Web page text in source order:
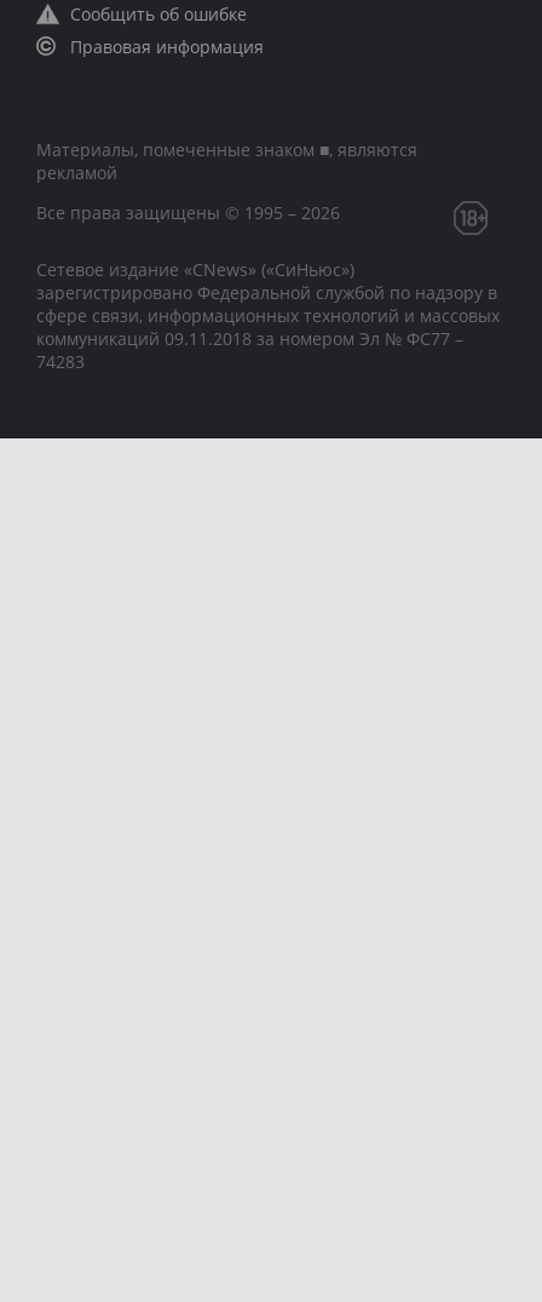
Сообщить об ошибке
Правовая информация
Материалы, помеченные знаком ■, являются
рекламой
Все права защищены © 1995 – 2026
Сетевое издание «CNews» («СиНьюс»)
зарегистрировано Федеральной службой по надзору в
сфере связи, информационных технологий и массовых
коммуникаций 09.11.2018 за номером Эл № ФС77 –
74283